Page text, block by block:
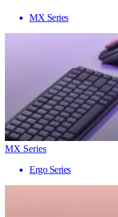
MX Series
MX Series
Ergo Series